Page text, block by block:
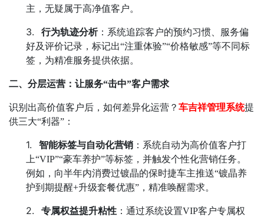
主，无疑属于高净值客户。
3. 行为轨迹分析：系统追踪客户的预约习惯、服务偏
好及评价记录，标记出“注重体验”“价格敏感”等不同标
签，为精准服务提供依据。
二、分层运营：让服务“击中”客户需求
识别出高价值客户后，如何差异化运营？ 车吉祥管理系统提
供三大“利器” ：
1. 智能标签与自动化营销 ：系统自动为高价值客户打
上“VIP”“豪车养护”等标签，并触发个性化营销任务。
例如，向半年内消费过镀晶的保时捷车主推送“镀晶养
护到期提醒+升级套餐优惠” ，精准唤醒需求。
2. 专属权益提升粘性 ：通过系统设置VIP客户专属权